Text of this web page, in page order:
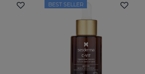
BEST SELLER